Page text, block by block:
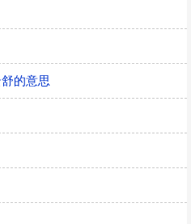
的意思